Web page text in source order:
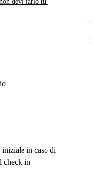
devi farlo tu.
iniziale in caso di
check-in